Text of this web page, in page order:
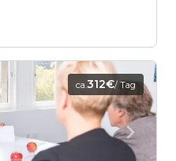
ca.312€/ Tag